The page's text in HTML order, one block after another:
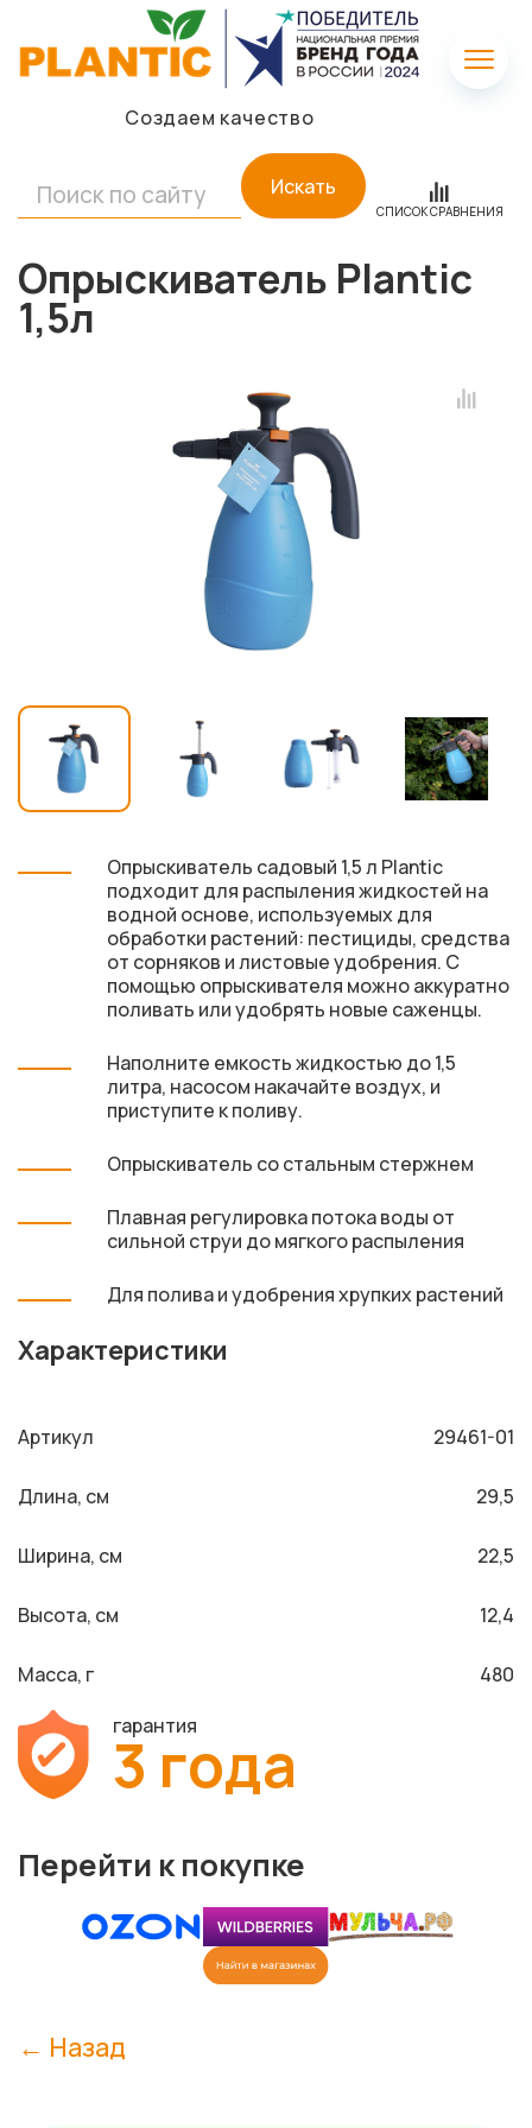
Создаем качество
Искать
СПИСОК СРАВНЕНИЯ
Опрыскиватель Plantic
1,5л
Опрыскиватель садовый 1,5 л Plantic
подходит для распыления жидкостей на
водной основе, используемых для
обработки растений: пестициды, средства
от сорняков и листовые удобрения. С
помощью опрыскивателя можно аккуратно
поливать или удобрять новые саженцы.
Наполните емкость жидкостью до 1,5
литра, насосом накачайте воздух, и
приступите к поливу.
Опрыскиватель со стальным стержнем
Плавная регулировка потока воды от
сильной струи до мягкого распыления
Для полива и удобрения хрупких растений
Характеристики
Артикул 29461-01
Длина, см 29,5
Ширина, см 22,5
Высота, см 12,4
Масса, г
480
гарантия
3 года
Перейти к покупке
← Назад